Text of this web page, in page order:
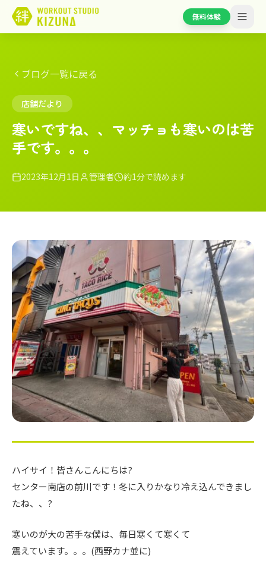
無料体験
ブログ一覧に戻る
店舗だより
寒いですね、、マッチョも寒いのは苦
手です。。。
2023年12月1日 管理者 約1分で読めます
ハイサイ！皆さんこんにちは?
センター南店の前川です！冬に入りかなり冷え込んできまし
たね、、?
寒いのが大の苦手な僕は、毎日寒くて寒くて
震えています。。。(西野カナ並に)